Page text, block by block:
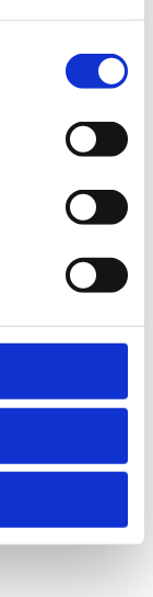
, tælle ting,
i Excel,
lidt mere i
er for stort
græde 😢